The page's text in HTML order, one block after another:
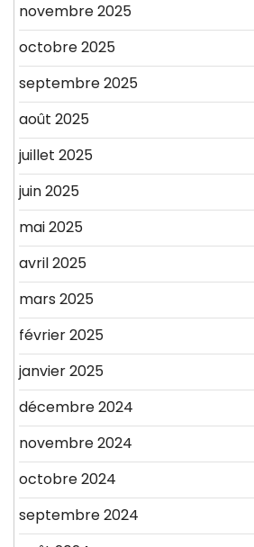
novembre 2025
octobre 2025
septembre 2025
août 2025
juillet 2025
juin 2025
mai 2025
avril 2025
mars 2025
février 2025
janvier 2025
décembre 2024
novembre 2024
octobre 2024
septembre 2024